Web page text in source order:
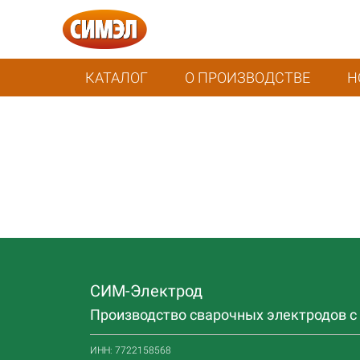
КАТАЛОГ О ПРОИЗВОДСТВЕ
СИМ-Электрод
Производство сварочных электродов с
ИНН: 7722158568